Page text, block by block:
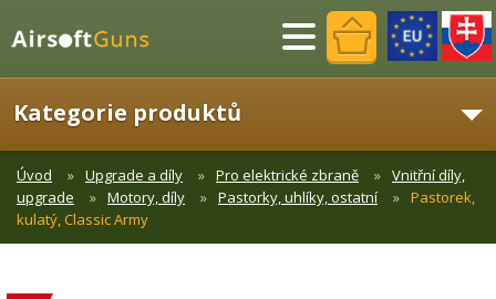
Menu
Kategorie produktů
Úvod Upgrade a díly Pro elektrické zbraně
Vnitřní díly,
upgrade
Motory, díly Pastorky, uhlíky, ostatní
Pastorek,
kulatý, Classic Army